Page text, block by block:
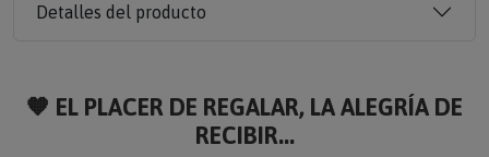
Detalles del producto
🧡 EL PLACER DE REGALAR, LA ALEGRÍA DE
RECIBIR...